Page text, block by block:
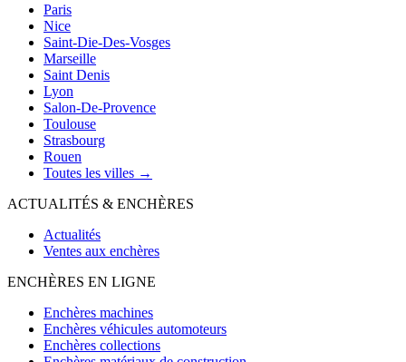
Paris
Nice
Saint-Die-Des-Vosges
Marseille
Saint Denis
Lyon
Salon-De-Provence
Toulouse
Strasbourg
Rouen
Toutes les villes →
ACTUALITÉS & ENCHÈRES
Actualités
Ventes aux enchères
ENCHÈRES EN LIGNE
Enchères machines
Enchères véhicules automoteurs
Enchères collections